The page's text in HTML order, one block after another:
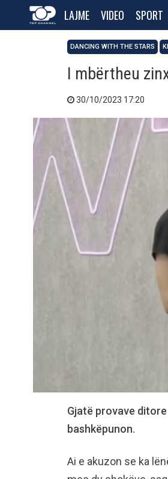
LAJME VIDEO SPORT
DANCING WITH THE STARS
I mbërtheu
30/10/2023 17:20
Gjatë provave
bashkëpunon.
Ai e akuzon se ka